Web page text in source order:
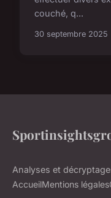
couché, q...
30 septembre 2025
Analyses et
AccueilMentions légales